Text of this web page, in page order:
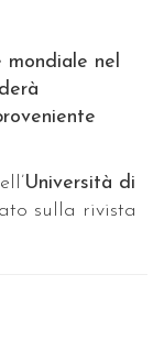
nel
Università di
sulla rivista